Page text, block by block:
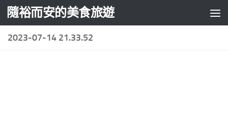
Skip to content
隨裕而安的美食旅遊
2023-07-14 21.33.52